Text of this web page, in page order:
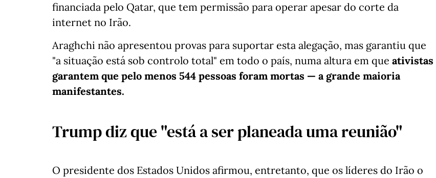
financiada pelo Qatar, que tem permissão para operar apesar do corte da
internet no Irão.
Araghchi não apresentou provas para suportar esta alegação, mas garantiu que
"a situação está sob controlo total" em todo o país, numa altura em que ativistas
garantem que pelo menos 544 pessoas foram mortas — a grande maioria
manifestantes.
Trump diz que "está a ser planeada uma reunião"
O presidente dos Estados Unidos afirmou, entretanto, que os líderes do Irão o